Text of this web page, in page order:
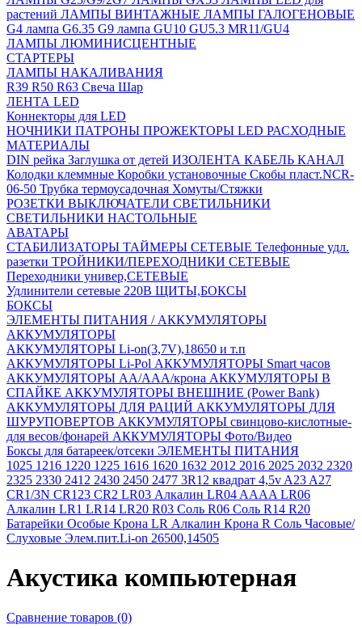
растений ЛАМПЫ ВИНТАЖНЫЕ ЛАМПЫ ГАЛОГЕНОВЫЕ
G4 лампа G6.35 G9 лампа GU10 GU5.3 MR11/GU4
ЛАМПЫ ЛЮМИНИСЦЕНТНЫЕ
СТАРТЕРЫ
ЛАМПЫ НАКАЛИВАНИЯ
R39 R50 R63 Свеча Шар
ЛЕНТА LED
Коннекторы для LED
НОЧНИКИ ПАТРОНЫ ПРОЖЕКТОРЫ LED РАСХОДНЫЕ
МАТЕРИАЛЫ
DIN рейка Заглушка от детей ИЗОЛЕНТА КАБЕЛЬ КАНАЛ
Колодки клеммные Коробки установочные Скобы пласт.NCR-
06-50 Трубка термоусадочная Хомуты/Стяжки
РОЗЕТКИ ВЫКЛЮЧАТЕЛИ СВЕТИЛЬНИКИ
СВЕТИЛЬНИКИ НАСТОЛЬНЫЕ
АВАТАРЫ
СТАБИЛИЗАТОРЫ ТАЙМЕРЫ СЕТЕВЫЕ Телефонные удл.
разетки ТРОЙНИКИ/ПЕРЕХОДНИКИ СЕТЕВЫЕ
Переходники универ,СЕТЕВЫЕ
Удлинители сетевые 220В ЩИТЫ,БОКСЫ
БОКСЫ
ЭЛЕМЕНТЫ ПИТАНИЯ / АККУМУЛЯТОРЫ
АККУМУЛЯТОРЫ
АККУМУЛЯТОРЫ Li-on(3,7V),18650 и т.п
АККУМУЛЯТОРЫ Li-Pol АККУМУЛЯТОРЫ Smart часов
АККУМУЛЯТОРЫ АА/ААА/крона АККУМУЛЯТОРЫ В
СПАЙКЕ АККУМУЛЯТОРЫ ВНЕШНИЕ (Power Bank)
АККУМУЛЯТОРЫ ДЛЯ РАЦИЙ АККУМУЛЯТОРЫ ДЛЯ
ШУРУПОВЕРТОВ АККУМУЛЯТОРЫ свинцово-кислотные-
для весов/фонарей АККУМУЛЯТОРЫ Фото/Видео
Боксы для батареек/отсеки ЭЛЕМЕНТЫ ПИТАНИЯ
1025 1216 1220 1225 1616 1620 1632 2012 2016 2025 2032 2320
2325 2330 2412 2430 2450 2477 3R12 квадрат 4,5v A23 A27
CR1/3N CR123 CR2 LR03 Алкалин LR04 AAAA LR06
Алкалин LR1 LR14 LR20 R03 Соль R06 Соль R14 R20
Батарейки Особые Крона LR Алкалин Крона R Соль Часовые/
Слуховые Элем.пит.Li-on 26500,14505
Акустика компьютерная
Сравнение товаров (0)